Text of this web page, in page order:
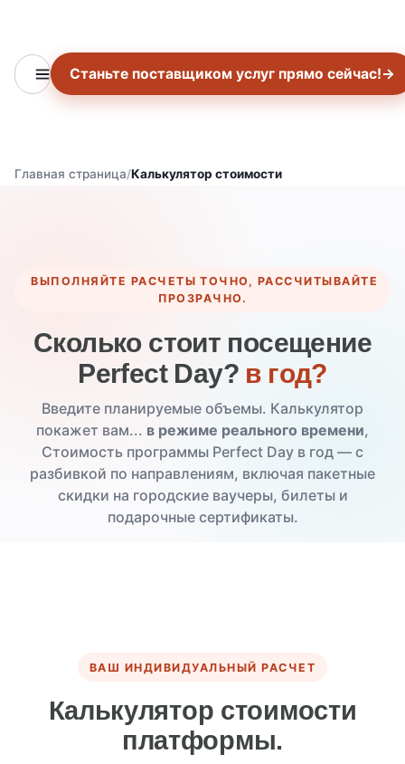
Станьте поставщиком услуг прямо сейчас!→
Главная страница Калькулятор стоимости
ВЫПОЛНЯЙТЕ РАСЧЕТЫ ТОЧНО, РАССЧИТЫВАЙТЕ
ПРОЗРАЧНО.
Сколько стоит посещение
Perfect Day? в год?
Введите планируемые объемы. Калькулятор
покажет вам... в режиме реального времени,
Стоимость программы Perfect Day в год — с
разбивкой по направлениям, включая пакетные
скидки на городские ваучеры, билеты и
подарочные сертификаты.
ВАШ ИНДИВИДУАЛЬНЫЙ РАСЧЕТ
Калькулятор стоимости
платформы.